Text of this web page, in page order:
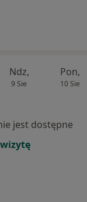
Ndz,
9 Sie
Pon,
10 Sie
jest dostępne